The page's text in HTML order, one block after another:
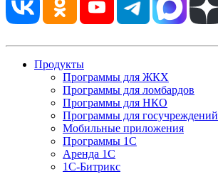
Продукты
Программы для ЖКХ
Программы для ломбардов
Программы для НКО
Программы для госучреждений
Мобильные приложения
Программы 1С
Аренда 1С
1С-Битрикс